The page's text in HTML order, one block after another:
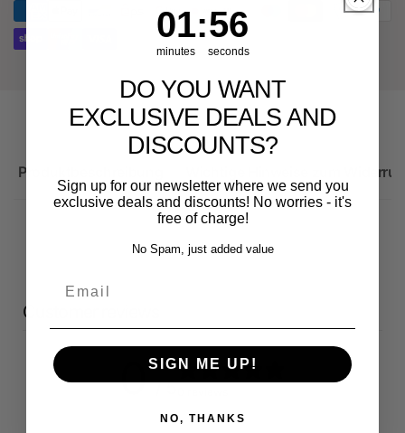
Sportback
Produktbeschreibung Wichtige Hinweise zum
Customer reviews
0 / 5
Countdown ends in:
1
01
minutes
: 56
56
seconds
DO YOU WANT
EXCLUSIVE DEALS AND
DISCOUNTS?
Sign up for our newsletter where we send you
exclusive deals and discounts! No worries - it's
free of charge!
No Spam, just added value
SIGN ME UP!
NO, THANKS